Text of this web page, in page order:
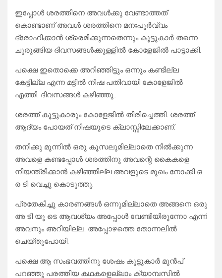
ഇപ്പോൾ ശരത്തിനെ അവൾക്കു വേണ്ടാത്തത്
കൊണ്ടാണ് അവൾ ശരത്തിനെ മനഃപൂർവ്വം
ദ്രോഹിക്കാൻ ശ്രെമിക്കുന്നതെന്നും കൂട്ടുകാർ തന്നെ
ചുരുങ്ങിയ ദിവസങ്ങൾക്കുള്ളിൽ കോളേജിൽ പാട്ടാക്കി.
പക്ഷെ ഇതൊക്കെ അറിഞ്ഞിട്ടും ഒന്നും കണ്ടില്ല
കേട്ടില്ല എന്ന മട്ടിൽ നിഷ പതിവായി കോളേജിൽ
എത്തി. ദിവസങ്ങൾ കഴിഞ്ഞു..
ശരത്ത് കൂട്ടുകാരും കോളേജിൽ തിരിച്ചെത്തി. ശരത്ത്
ആദ്യം പോയത് നിഷയുടെ ക്ലാസ്സിലേക്കാണ്.
തനിക്കു മുന്നിൽ ഒരു കൂസലുമില്ലാതെ നിൽക്കുന്ന
അവളെ കണ്ടപ്പോൾ ശരത്തിനു അവന്റെ കൈകളെ
നിയന്ത്രിക്കാൻ കഴിഞ്ഞില്ല.അവളുടെ മുഖം നോക്കി ഒ
ര ടി വെച്ചു കൊടുത്തു.
പ്രതേകിച്ചു കാരണങ്ങൾ ഒന്നുമില്ലാതെ അങ്ങനെ ഒരു
അ ടി യു ടെ ആവശ്യം അപ്പോൾ വേണ്ടിയിരുന്നോ എന്ന്
അവനും അറിയില്ല. അപ്പോഴത്തെ തോന്നലിൽ
ചെയ്തുപോയി.
പക്ഷെ ആ സംഭവത്തിനു ശേഷം കൂട്ടുകാർ മുൻപ്
പറഞ്ഞു പരത്തിയ കഥകളെല്ലാം ക്യാമ്പസിൽ